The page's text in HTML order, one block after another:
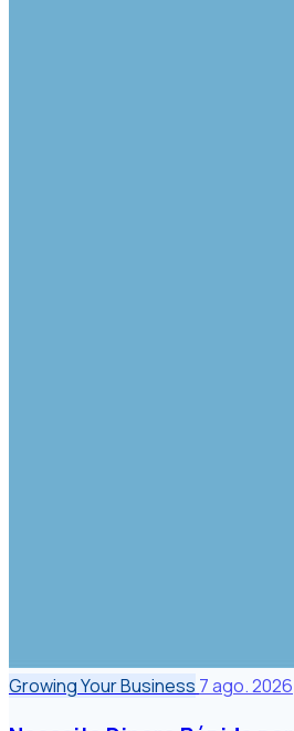
Growing Your Business 7 ago. 2026